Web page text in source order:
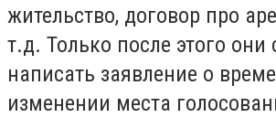
жительство, договор про
т.д. Только после этого они
написать заявление о
изменении места